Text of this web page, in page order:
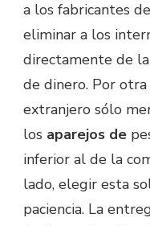
a los fabricantes
eliminar a los
directamente de
de dinero. Por
extranjero sólo
los aparejos de
inferior al de la
lado, elegir esta
paciencia. La